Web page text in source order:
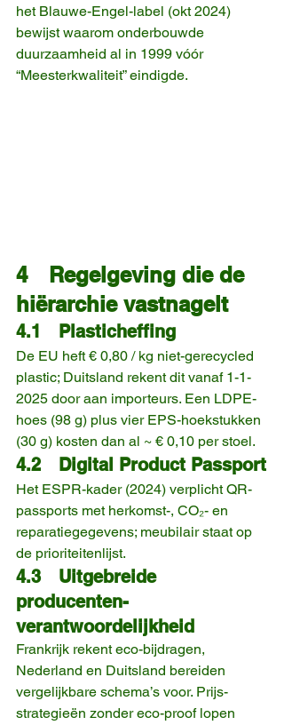
het Blauwe-Engel-label (okt 2024)
bewijst waarom onderbouwde
duurzaamheid al in 1999 vóór
“Meesterkwaliteit” eindigde.
4 Regelgeving die de
hiërarchie vastnagelt
4.1 Plasticheffing
De EU heft € 0,80 / kg niet-gerecycled
plastic; Duitsland rekent dit vanaf 1-1-
2025 door aan importeurs. Een LDPE-
hoes (98 g) plus vier EPS-hoekstukken
(30 g) kosten dan al ~ € 0,10 per stoel.
4.2 Digital Product Passport
Het ESPR-kader (2024) verplicht QR-
passports met herkomst-, CO₂- en
reparatiegegevens; meubilair staat op
de prioriteitenlijst.
4.3 Uitgebreide
producenten­
verantwoordelijkheid
Frankrijk rekent eco-bijdragen,
Nederland en Duitsland bereiden
vergelijkbare schema’s voor. Prijs­
strategieën zonder eco-proof lopen